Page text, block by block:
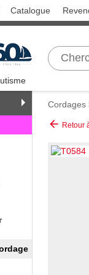
Catalogue
Cordages
arrow_back Retour